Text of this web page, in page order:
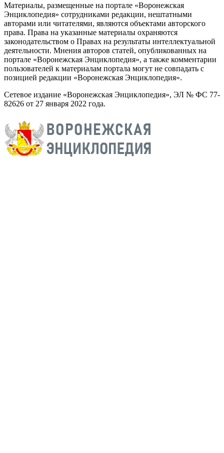
Материалы, размещенные на портале «Воронежская
Энциклопедия» сотрудниками редакции, нештатными
авторами или читателями, являются объектами авторского
права. Права на указанные материалы охраняются
законодательством о Правах на результаты интеллектуальной
деятельности. Мнения авторов статей, опубликованных на
портале «Воронежская Энциклопедия», а также комментарии
пользователей к материалам портала могут не совпадать с
позицией редакции «Воронежская Энциклопедия».
Сетевое издание «Воронежская Энциклопедия», ЭЛ № ФС 77-
82626 от 27 января 2022 года.